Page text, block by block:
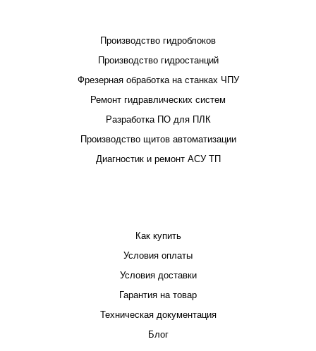
Производство гидроблоков
Производство гидростанций
Фрезерная обработка на станках ЧПУ
Ремонт гидравлических систем
Разработка ПО для ПЛК
Производство щитов автоматизации
Диагностик и ремонт АСУ ТП
Как купить
Условия оплаты
Условия доставки
Гарантия на товар
Техническая документация
Блог